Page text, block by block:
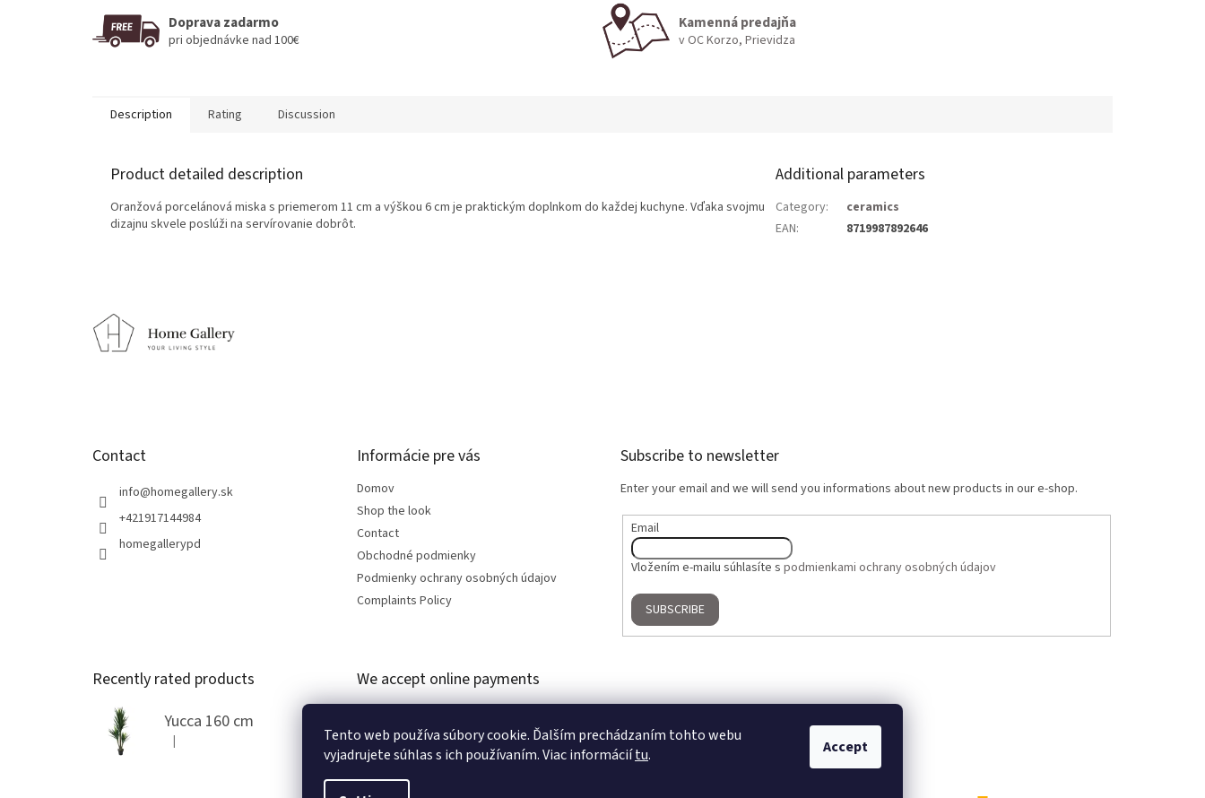
Tento web používa súbory cookie. Ďalším prechádzaním tohto webu
vyjadrujete súhlas s ich používaním. Viac informáciítu. Accept
Doprava zadarmo
pri objednávke nad 100€
Kamenná predajňa
v OC Korzo, Prievidza
Description Rating Discussion
Product detailed description
Oranžová porcelánová miska s priemerom 11 cm a výškou 6 cm je praktickým doplnkom do každej kuchyne. Vďaka svojmu
dizajnu skvele poslúži na servírovanie dobrôt.
Additional parameters
Category:
ceramics
EAN: 8719987892646
Contact
info@homegallery.sk
+421917144984
homegallerypd
Informácie pre vás
Domov
Shop the look
Contact
Obchodné podmienky
Podmienky ochrany osobných údajov
Complaints Policy
Subscribe to newsletter
Enter your email and we will send you informations about new products in our e-shop.
Email
Vložením e-mailu súhlasíte s podmienkami ochrany osobných údajov
SUBSCRIBE
Recently rated products
Yucca 160 cm
The product rating is 5 out of 5 stars.
|
We accept online payments